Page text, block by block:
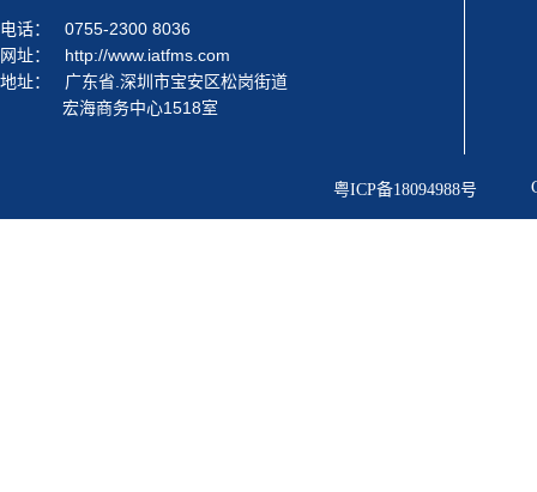
电话：
0755-2300 8036
网址：
http://www.iatfms.com
地址：
广东省.深圳市宝安区松岗街道
宏海商务中心1518室
粤ICP备18094988号